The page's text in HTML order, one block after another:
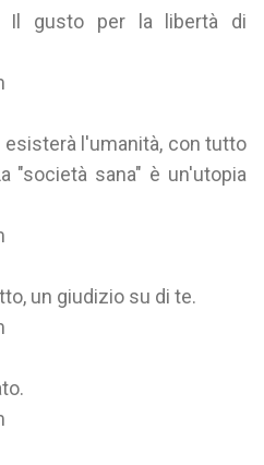
Il gusto per la libertà di
l'umanità, con tutto
"società sana" è un'utopia
un giudizio su di te.